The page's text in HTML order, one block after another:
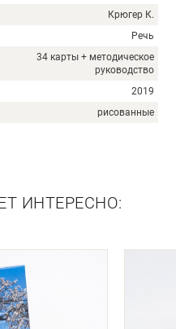
Крюгер К.
Речь
34 карты + методическое
руководство
2019
рисованные
ИНТЕРЕСНО: